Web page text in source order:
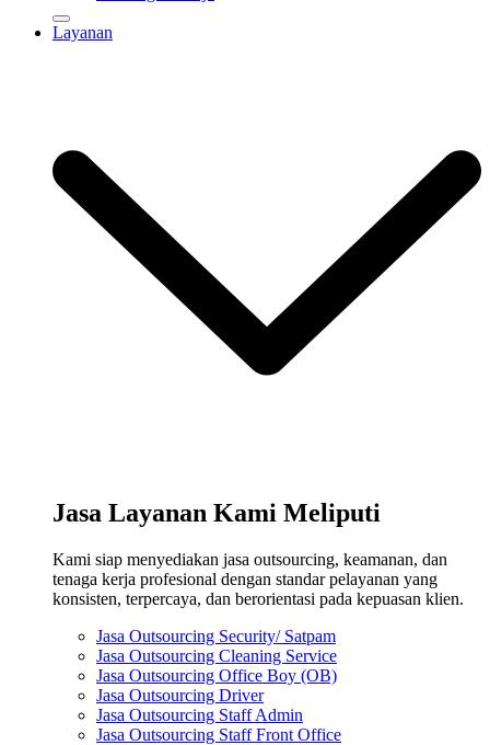
Layanan
Jasa Layanan Kami Meliputi
Kami siap menyediakan jasa outsourcing, keamanan, dan
tenaga kerja profesional dengan standar pelayanan yang
konsisten, terpercaya, dan berorientasi pada kepuasan klien.
Jasa Outsourcing Security/ Satpam
Jasa Outsourcing Cleaning Service
Jasa Outsourcing Office Boy (OB)
Jasa Outsourcing Driver
Jasa Outsourcing Staff Admin
Jasa Outsourcing Staff Front Office